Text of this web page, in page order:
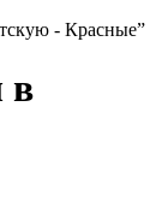
- Красные”
в